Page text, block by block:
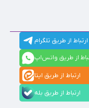
ارتباط از طریق تلگرام
از طریق واتس‌اپ
ارتباط از طریق ایتا
ارتباط از طریق بله